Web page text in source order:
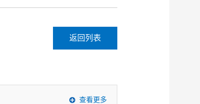
返回列表
查看更多